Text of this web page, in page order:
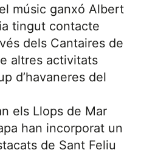
músic ganxó Albert
tingut contacte
dels Cantaires de
altres activitats
d’havaneres del
els Llops de Mar
han incorporat un
de Sant Feliu